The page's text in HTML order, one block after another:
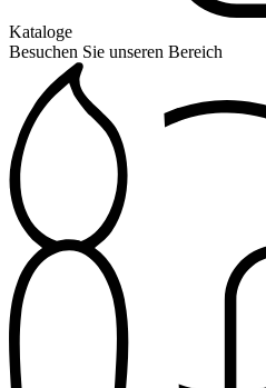
Kataloge
Besuchen Sie unseren Bereich